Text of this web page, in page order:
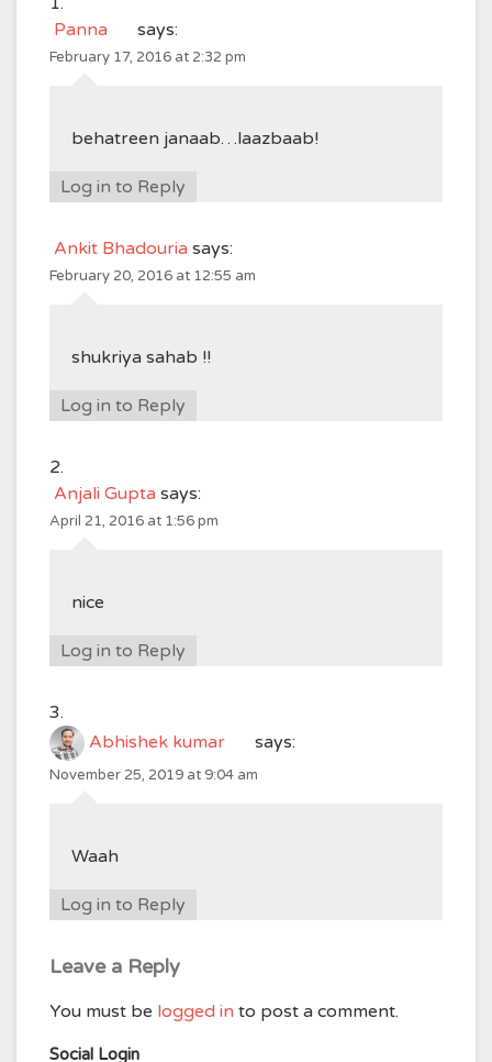
Panna says:
February 17, 2016 at 2:32 pm
behatreen janaab…laazbaab!
Log in to Reply
Ankit Bhadouria says:
February 20, 2016 at 12:55 am
shukriya sahab !!
Log in to Reply
Anjali Gupta says:
April 21, 2016 at 1:56 pm
nice
Log in to Reply
Abhishek kumar says:
November 25, 2019 at 9:04 am
Waah
Log in to Reply
Leave a Reply
You must be logged in to post a comment.
Social Login